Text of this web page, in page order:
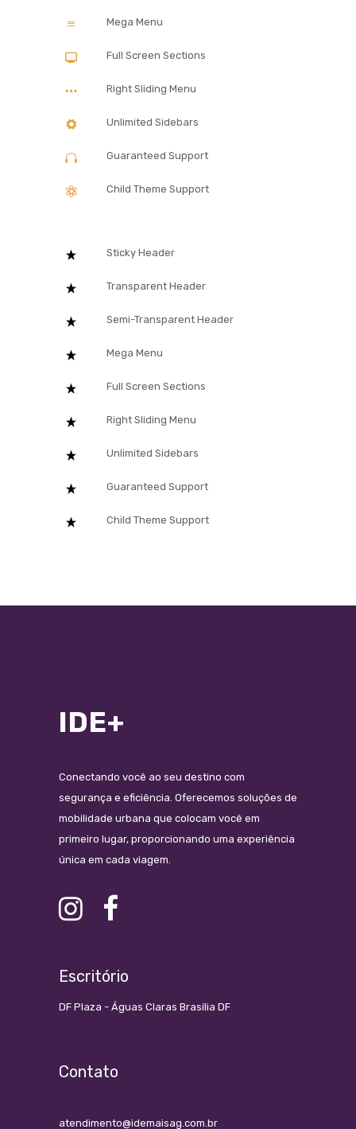
Mega Menu
Full Screen Sections
Right Sliding Menu
Unlimited Sidebars
Guaranteed Support
Child Theme Support
Sticky Header
Transparent Header
Semi-Transparent Header
Mega Menu
Full Screen Sections
Right Sliding Menu
Unlimited Sidebars
Guaranteed Support
Child Theme Support
IDE+
Conectando você ao seu destino com
segurança e eficiência. Oferecemos soluções de
mobilidade urbana que colocam você em
primeiro lugar, proporcionando uma experiência
única em cada viagem.
Escritório
DF Plaza - Águas Claras Brasília DF
Contato
atendimento@idemaisag.com.br